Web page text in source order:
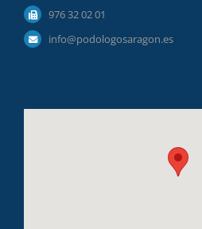
976 32 02 01
info@podologosaragon.es